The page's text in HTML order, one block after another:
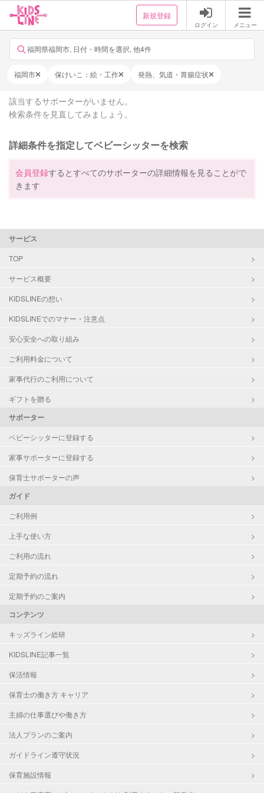
新規登録
ログイン メニュー
福岡県福岡市, 日付・時間を選択, 他4件
福岡市 保けいこ：絵・工作 発熱、気道・胃腸症状
該当するサポーターがいません。
検索条件を見直してみましょう。
詳細条件を指定してベビーシッターを検索
会員登録するとすべてのサポーターの詳細情報を見ることがで
きます
サービス
TOP
サービス概要
KIDSLINEの想い
KIDSLINEでのマナー・注意点
安心安全への取り組み
ご利用料金について
家事代行のご利用について
ギフトを贈る
サポーター
ベビーシッターに登録する
家事サポーターに登録する
保育士サポーターの声
ガイド
ご利用例
上手な使い方
ご利用の流れ
定期予約の流れ
定期予約のご案内
コンテンツ
キッズライン総研
KIDSLINE記事一覧
保活情報
保育士の働き方 キャリア
主婦の仕事選びや働き方
法人プランのご案内
ガイドライン遵守状況
保育施設情報